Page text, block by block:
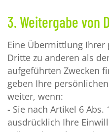
3. Weitergabe von
Eine Übermittlung Ihrer
Dritte zu anderen als
aufgeführten Zwecken
geben Ihre
weiter, wenn:
- Sie nach Artikel 6 Abs.
ausdrücklich Ihre